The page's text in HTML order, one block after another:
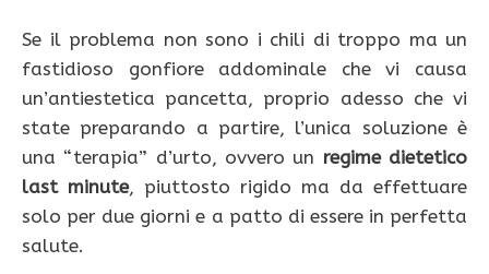
Se il problema non sono i chili di troppo ma un
fastidioso gonfiore addominale che vi causa
un’antiestetica pancetta, proprio adesso che vi
state preparando a partire, l’unica soluzione è
una “terapia” d’urto, ovvero un regime dietetico
last minute, piuttosto rigido ma da effettuare
solo per due giorni e a patto di essere in perfetta
salute.